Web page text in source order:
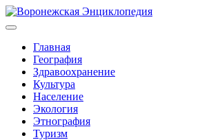
Главная
География
Здравоохранение
Культура
Население
Экология
Этнография
Туризм